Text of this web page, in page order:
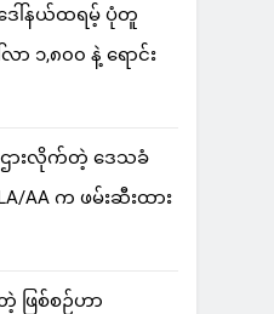
ဒေါ်နယ်ထရမ့် ပုံတူ
ာ ၁,၈၀၀ နဲ့ ရောင်း
ားလိုက်တဲ့ ဒေသခံ
AA က ဖမ်းဆီးထား
ဖြစ်စဉ်ဟာ